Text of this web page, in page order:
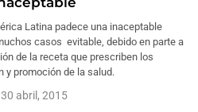
Latina padece una inaceptable
casos evitable, debido en parte a
de la receta que prescriben los
y promoción de la salud.
30 abril, 2015